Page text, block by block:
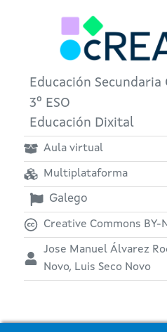
Educación
3º ESO
Educación Dixital
Aula virtual
Multiplataforma
Galego
Creative Commons BY-
Jose Manuel Álvarez
Novo, Luis Seco Novo